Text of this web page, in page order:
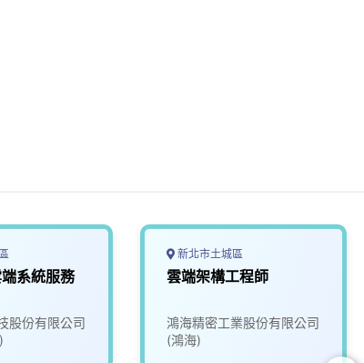
系統服務
股份有限公司
新北市土城區
雲端架構工程師
鴻海精密工業股份有限公司
(鴻海)